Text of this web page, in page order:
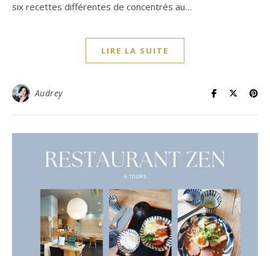
six recettes différentes de concentrés au…
LIRE LA SUITE
Audrey